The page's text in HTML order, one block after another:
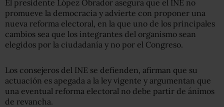
El presidente López Obrador asegura que el INE no
promueve la democracia y advierte con proponer una
nueva reforma electoral, en la que uno de los principales
cambios sea que los integrantes del organismo sean
elegidos por la ciudadanía y no por el Congreso.
Los consejeros del INE se defienden, afirman que su
actuación es apegada a la ley vigente y argumentan que
una eventual reforma electoral no debe partir de ánimos
de revancha.